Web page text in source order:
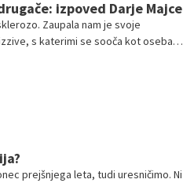
izpoved Darje Majce
Zaupala nam je svoje
s katerimi se sooča kot oseba z
prejšnjega leta, tudi uresničimo. Ni